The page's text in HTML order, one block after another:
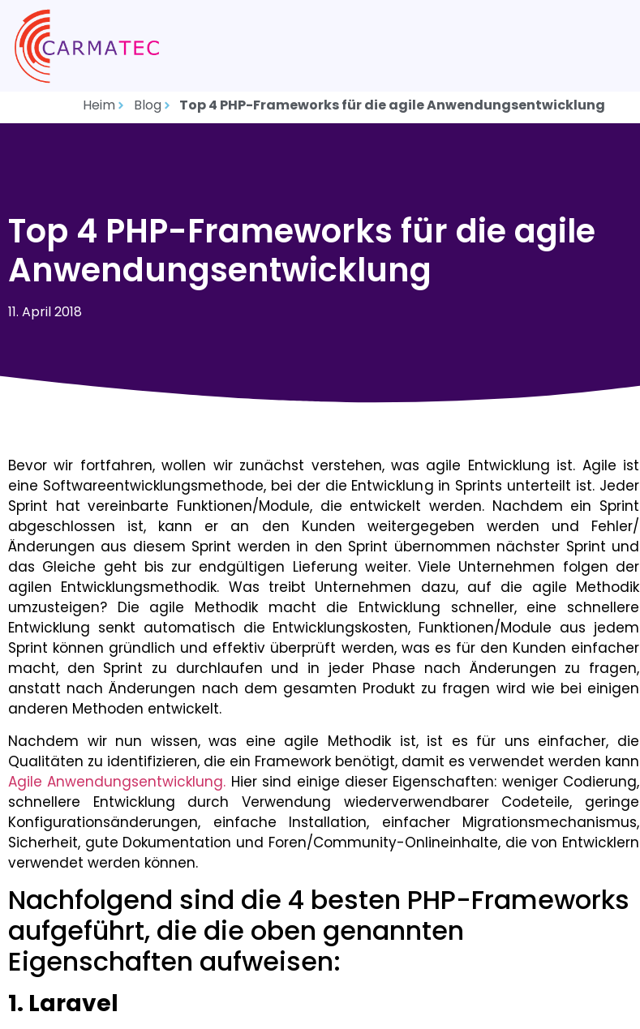
Heim Blog Top 4 PHP-Frameworks für die agile Anwendungsentwicklung
Top 4 PHP-Frameworks für die agile
Anwendungsentwicklung
11. April 2018
Bevor wir fortfahren, wollen wir zunächst verstehen, was agile Entwicklung ist. Agile ist
eine Softwareentwicklungsmethode, bei der die Entwicklung in Sprints unterteilt ist. Jeder
Sprint hat vereinbarte Funktionen/Module, die entwickelt werden. Nachdem ein Sprint
abgeschlossen ist, kann er an den Kunden weitergegeben werden und Fehler/
Änderungen aus diesem Sprint werden in den Sprint übernommen nächster Sprint und
das Gleiche geht bis zur endgültigen Lieferung weiter. Viele Unternehmen folgen der
agilen Entwicklungsmethodik. Was treibt Unternehmen dazu, auf die agile Methodik
umzusteigen? Die agile Methodik macht die Entwicklung schneller, eine schnellere
Entwicklung senkt automatisch die Entwicklungskosten, Funktionen/Module aus jedem
Sprint können gründlich und effektiv überprüft werden, was es für den Kunden einfacher
macht, den Sprint zu durchlaufen und in jeder Phase nach Änderungen zu fragen,
anstatt nach Änderungen nach dem gesamten Produkt zu fragen wird wie bei einigen
anderen Methoden entwickelt.
Nachdem wir nun wissen, was eine agile Methodik ist, ist es für uns einfacher, die
Qualitäten zu identifizieren, die ein Framework benötigt, damit es verwendet werden kann
Agile Anwendungsentwicklung. Hier sind einige dieser Eigenschaften: weniger Codierung,
schnellere Entwicklung durch Verwendung wiederverwendbarer Codeteile, geringe
Konfigurationsänderungen, einfache Installation, einfacher Migrationsmechanismus,
Sicherheit, gute Dokumentation und Foren/Community-Onlineinhalte, die von Entwicklern
verwendet werden können.
Nachfolgend sind die 4 besten PHP-Frameworks
aufgeführt, die die oben genannten
Eigenschaften aufweisen:
1. Laravel